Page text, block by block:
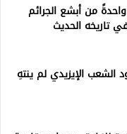
من أبشع الجرائم
تاريخه الحديث
الشعب الإيزيدي لم ينتهِ